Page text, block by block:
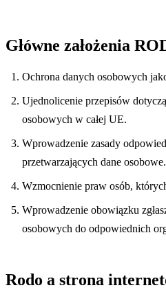
Główne założenia
Ochrona danych osobowych
Ujednolicenie przepisów
osobowych w całej UE.
Wprowadzenie zasady
przetwarzających dane osobowe.
Wzmocnienie praw osób,
Wprowadzenie obowiązku
osobowych do odpowiednich
Rodo a strona